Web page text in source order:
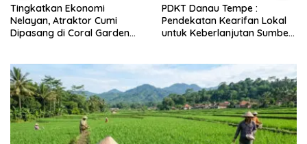
PDKT Danau Tempe :
Pendekatan Kearifan Lokal
untuk Keberlanjutan Sumber
Cara Mengatasi Penyakit
PMK pada Sapi Perah
Alami dan Medis